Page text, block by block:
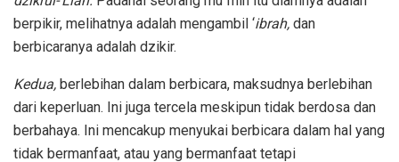
berpikir, melihatnya adalah mengambil ‘ibrah, dan
berbicaranya adalah dzikir.
Kedua, berlebihan dalam berbicara, maksudnya berlebihan
dari keperluan. Ini juga tercela meskipun tidak berdosa dan
berbahaya. Ini mencakup menyukai berbicara dalam hal yang
tidak bermanfaat, atau yang bermanfaat tetapi